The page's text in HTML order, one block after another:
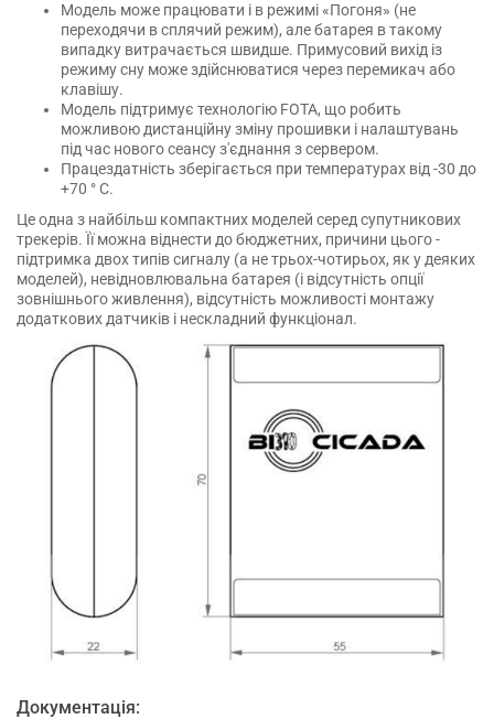
Модель може працювати і в режимі «Погоня» (не
переходячи в сплячий режим), але батарея в такому
випадку витрачається швидше. Примусовий вихід із
режиму сну може здійснюватися через перемикач або
клавішу.
Модель підтримує технологію FOTA, що робить
можливою дистанційну зміну прошивки і налаштувань
під час нового сеансу з'єднання з сервером.
Працездатність зберігається при температурах від -30 до
+70 ° С.
Це одна з найбільш компактних моделей серед супутникових
трекерів. Її можна віднести до бюджетних, причини цього -
підтримка двох типів сигналу (а не трьох-чотирьох, як у деяких
моделей), невідновлювальна батарея (і відсутність опції
зовнішнього живлення), відсутність можливості монтажу
додаткових датчиків і нескладний функціонал.
Документація: